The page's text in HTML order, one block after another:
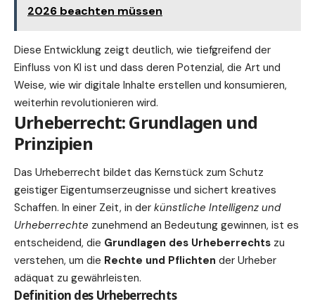
2026 beachten müssen
Diese Entwicklung zeigt deutlich, wie tiefgreifend der
Einfluss von KI ist und dass deren Potenzial, die Art und
Weise, wie wir digitale Inhalte erstellen und konsumieren,
weiterhin revolutionieren wird.
Urheberrecht: Grundlagen und
Prinzipien
Das Urheberrecht bildet das Kernstück zum Schutz
geistiger Eigentumserzeugnisse und sichert kreatives
Schaffen. In einer Zeit, in der künstliche Intelligenz und
Urheberrechte zunehmend an Bedeutung gewinnen, ist es
entscheidend, die Grundlagen des Urheberrechts zu
verstehen, um die Rechte und Pflichten der Urheber
adäquat zu gewährleisten.
Definition des Urheberrechts